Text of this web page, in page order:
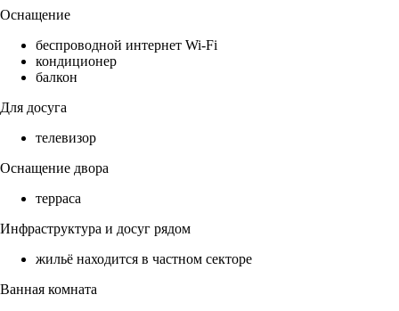
Оснащение
беспроводной интернет Wi-Fi
кондиционер
балкон
Для досуга
телевизор
Оснащение двора
терраса
Инфраструктура и досуг рядом
жильё находится в частном секторе
Ванная комната